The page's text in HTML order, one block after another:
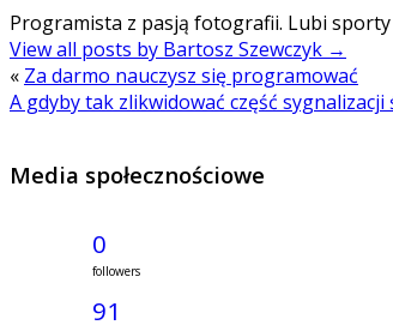
Programista z pasją fotografii. Lubi
View all posts by Bartosz Szewczyk →
« Za darmo nauczysz się programować
A gdyby tak zlikwidować część
Media społecznościowe
0
followers
91